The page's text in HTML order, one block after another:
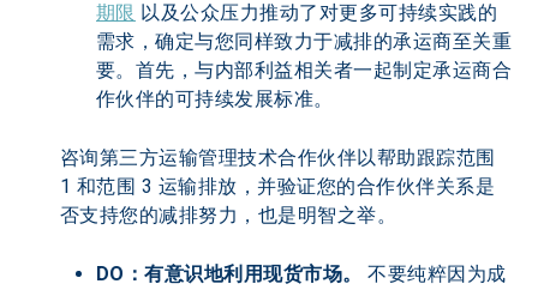
期限 以及公众压力推动了对更多可持续实践的
需求，确定与您同样致力于减排的承运商至关重
要。首先，与内部利益相关者一起制定承运商合
作伙伴的可持续发展标准。
咨询第三方运输管理技术合作伙伴以帮助跟踪范围
1 和范围 3 运输排放，并验证您的合作伙伴关系是
否支持您的减排努力，也是明智之举。
DO：有意识地利用现货市场。
不要纯粹因为成